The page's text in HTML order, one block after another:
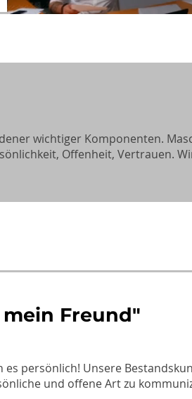
wichtiger Komponenten.
Offenheit, Vertrauen.
Freund"
es persönlich! Unsere
und offene Art zu